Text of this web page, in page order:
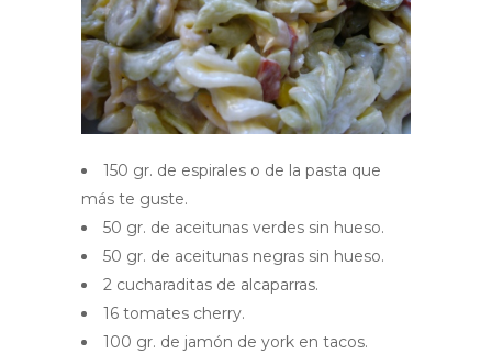
150 gr. de espirales o de la pasta que
más te guste.
50 gr. de aceitunas verdes sin hueso.
50 gr. de aceitunas negras sin hueso.
2 cucharaditas de alcaparras.
16 tomates cherry.
100 gr. de jamón de york en tacos.